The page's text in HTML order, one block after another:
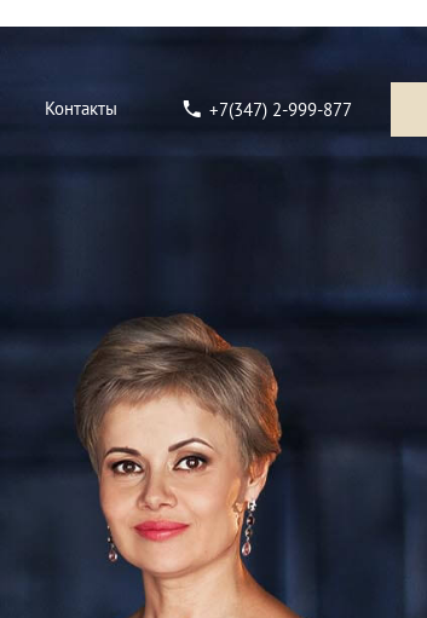
Контакты +7(347) 2-999-877